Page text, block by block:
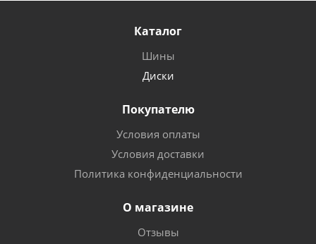
Каталог
Шины
Диски
Покупателю
Условия оплаты
Условия доставки
Политика конфиденциальности
О магазине
Отзывы